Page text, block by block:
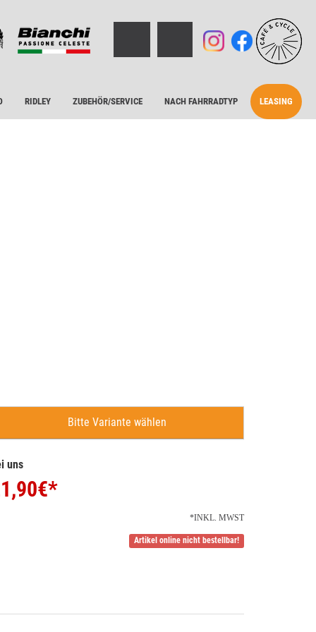
RIDLEY ZUBEHÖR/SERVICE NACH FAHRRADTYP LEASING
Bitte Variante wählen
uns
€*
*INKL. MWST
Artikel online nicht bestellbar!